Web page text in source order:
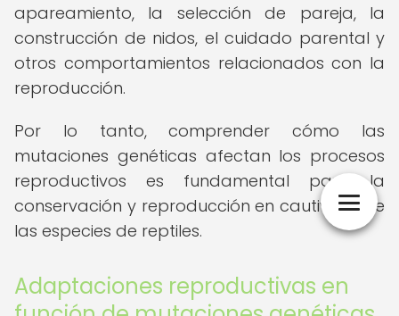
apareamiento, la selección de pareja, la
construcción de nidos, el cuidado parental y
otros comportamientos relacionados con la
reproducción.
Por lo tanto, comprender cómo las
mutaciones genéticas afectan los procesos
reproductivos es fundamental para la
conservación y reproducción en cautiverio de
las especies de reptiles.
Adaptaciones reproductivas en